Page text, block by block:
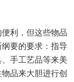
利，但这些物品
要的要求：指导
手工艺品等来美
品来大胆进行创